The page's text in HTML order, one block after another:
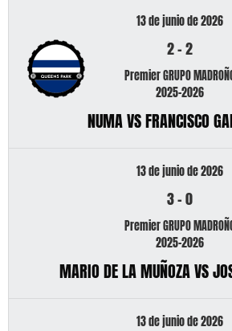
13 de junio de 2026
2-2
Premier GRUPO
2025-2026
NUMA VS FRANCISCO
13 de junio de 2026
3-0
Premier GRUPO
2025-2026
MARIO DE LA MUÑOZA VS
13 de junio de 2026